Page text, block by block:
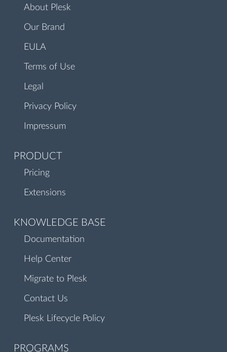
About Plesk
Our Brand
EULA
Terms of Use
Legal
Privacy Policy
Impressum
PRODUCT
Pricing
Extensions
KNOWLEDGE BASE
Documentation
Help Center
Migrate to Plesk
Contact Us
Plesk Lifecycle Policy
PROGRAMS